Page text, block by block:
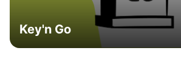
Key'n Go